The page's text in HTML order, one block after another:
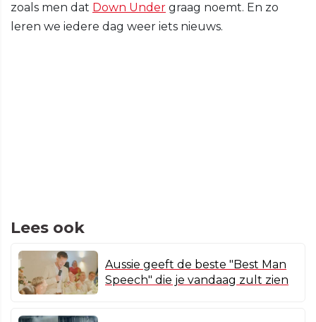
zoals men dat Down Under graag noemt. En zo
leren we iedere dag weer iets nieuws.
Lees ook
Aussie geeft de beste "Best Man
Speech" die je vandaag zult zien